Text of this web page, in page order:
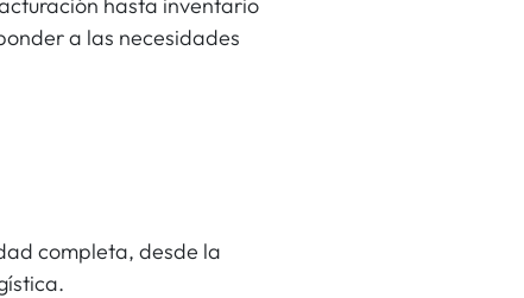
a las necesidades
completa, desde la